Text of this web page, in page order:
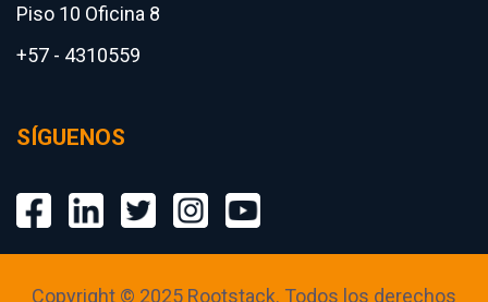
Piso 10 Oficina 8
+57 - 4310559
SÍGUENOS
Copyright © 2025 Rootstack. Todos los derechos